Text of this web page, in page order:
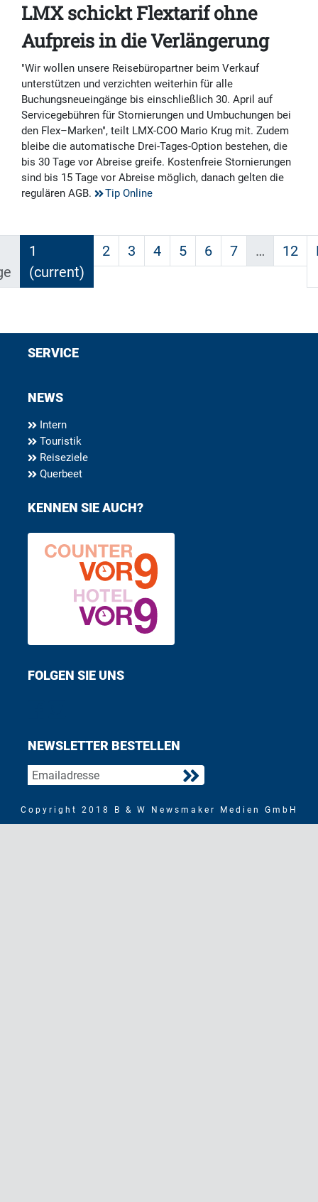
LMX schickt Flextarif ohne
Aufpreis in die Verlängerung
"Wir wollen unsere Reisebüropartner beim Verkauf
unterstützen und verzichten weiterhin für alle
Buchungsneueingänge bis einschließlich 30. April auf
Servicegebühren für Stornierungen und Umbuchungen bei
den Flex–Marken", teilt LMX-COO Mario Krug mit. Zudem
bleibe die automatische Drei-Tages-Option bestehen, die
bis 30 Tage vor Abreise greife. Kostenfreie Stornierungen
sind bis 15 Tage vor Abreise möglich, danach gelten die
regulären AGB.
Tip Online
1
(current)
2 3 4 5 6 7 … 12
SERVICE
NEWS
Intern
Touristik
Reiseziele
Querbeet
KENNEN SIE AUCH?
FOLGEN SIE UNS
NEWSLETTER BESTELLEN
Copyright 2018 B & W Newsmaker Medien GmbH